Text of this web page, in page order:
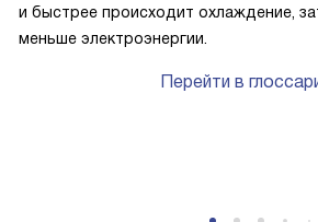
и быстрее происходит охлаждение,
меньше электроэнергии.
Перейти в